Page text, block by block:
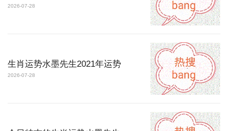
2026-07-28
生肖运势水墨先生2021年运势
2026-07-28